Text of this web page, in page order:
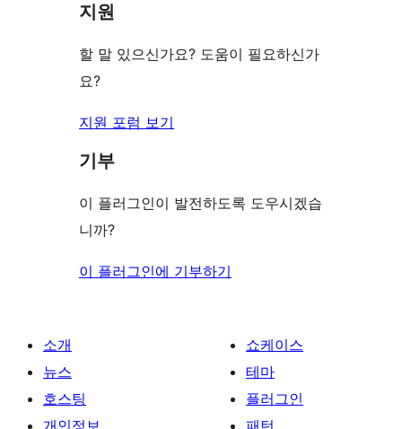
지원
할 말 있으신가요? 도움이 필요하신가
요?
지원 포럼 보기
기부
이 플러그인이 발전하도록 도우시겠습
니까?
이 플러그인에 기부하기
소개
뉴스
호스팅
쇼케이스
테마
플러그인